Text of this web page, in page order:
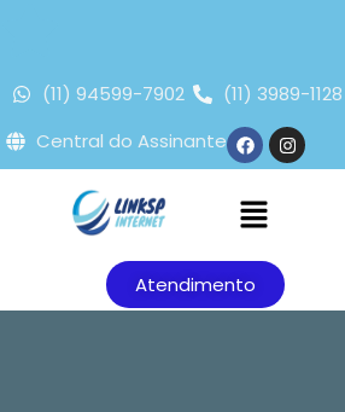
(11) 94599-7902
(11) 3989-1128
Central do Assinante
Atendimento